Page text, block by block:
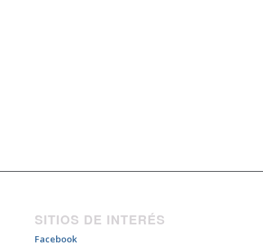
SITIOS DE INTERÉS
Facebook